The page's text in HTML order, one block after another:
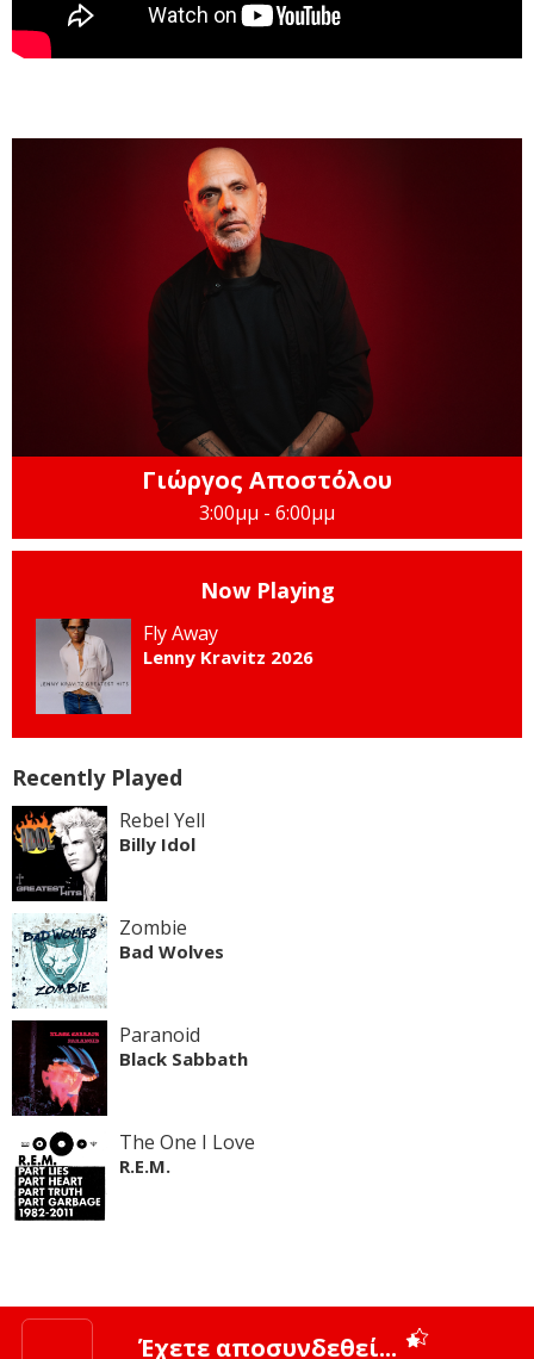
Γιώργος Αποστόλου
3:00μμ - 6:00μμ
Now Playing
Fly Away
Lenny Kravitz 2026
Recently Played
Rebel Yell
Billy Idol
Zombie
Bad Wolves
Paranoid
Black Sabbath
The One I Love
R.E.M.
Έχετε αποσυνδεθεί...